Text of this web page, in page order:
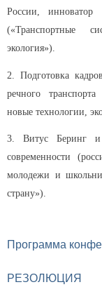
России, инноватор
(«Транспортные
экология»).
2. Подготовка
речного
новые технологии,
3. Витус Беринг и
современности
молодежи и
страну»).
Программа